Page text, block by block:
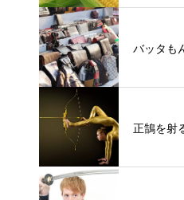
バッタも
正鵠を射